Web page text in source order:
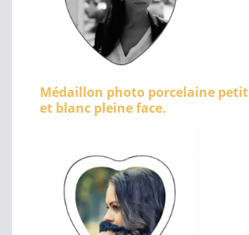
Médaillon photo porcelaine
et blanc pleine face.